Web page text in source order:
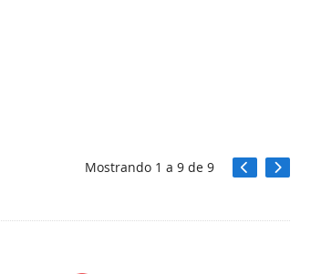
Mostrando 1 a9 de9